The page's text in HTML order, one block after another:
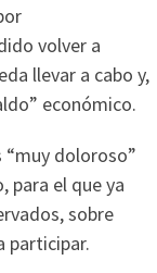
volver a
llevar a cabo y,
económico.
“muy doloroso”
para el que ya
sobre
participar.